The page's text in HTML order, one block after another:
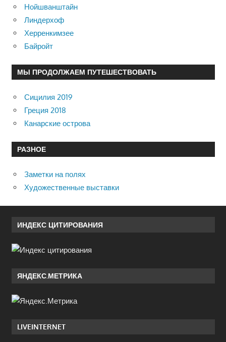
Нойшванштайн
Линдерхоф
Херренкимзее
Байройт
МЫ ПРОДОЛЖАЕМ ПУТЕШЕСТВОВАТЬ
Сицилия 2019
Греция 2018
Канарские острова
РАЗНОЕ
Заметки на полях
Художественные выставки
ИНДЕКС ЦИТИРОВАНИЯ
ЯНДЕКС.МЕТРИКА
LIVEINTERNET